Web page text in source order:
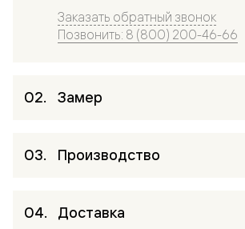
Заказать обратный звонок
Позвонить: 8 (800) 200-46-66
Замер
Производство
Доставка